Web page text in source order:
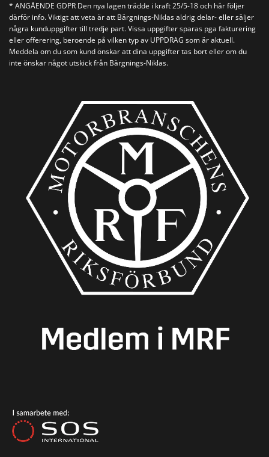
* ANGÅENDE GDPR Den nya lagen trädde i kraft 25/5-18 och här följer
därför info. Viktigt att veta är att Bärgnings-Niklas aldrig delar- eller säljer
några kunduppgifter till tredje part. Vissa uppgifter sparas pga fakturering
eller offerering, beroende på vilken typ av UPPDRAG som är aktuell.
Meddela om du som kund önskar att dina uppgifter tas bort eller om du
inte önskar något utskick från Bärgnings-Niklas.